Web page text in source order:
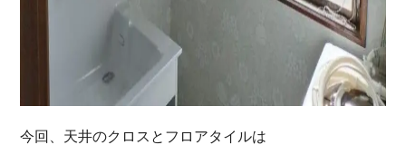
今回、天井のクロスとフロアタイルは